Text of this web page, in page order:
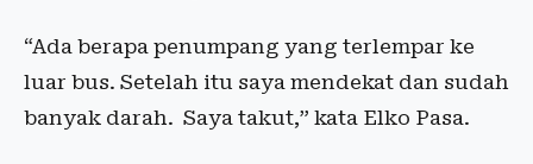
“Ada berapa penumpang yang terlempar ke
luar bus. Setelah itu saya mendekat dan sudah
banyak darah. Saya takut,” kata Elko Pasa.